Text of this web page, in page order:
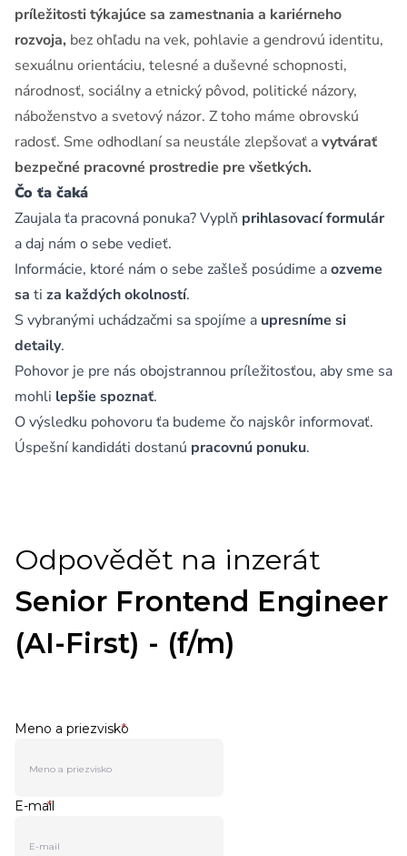
príležitosti týkajúce sa zamestnania a kariérneho
rozvoja, bez ohľadu na vek, pohlavie a gendrovú identitu,
sexuálnu orientáciu, telesné a duševné schopnosti,
národnosť, sociálny a etnický pôvod, politické názory,
náboženstvo a svetový názor. Z toho máme obrovskú
radosť. Sme odhodlaní sa neustále zlepšovať avytvárať
bezpečné pracovné prostredie pre všetkých.
Čo ťa čaká
Zaujala ťa pracovná ponuka? Vyplň prihlasovací formulár
a daj nám o sebe vedieť.
Informácie, ktoré nám o sebe zašleš posúdime aozveme
sa ti za každých okolností.
S vybranými uchádzačmi sa spojíme a upresníme si
detaily.
Pohovor je pre nás obojstrannou príležitosťou, aby sme sa
mohli lepšie spoznať.
O výsledku pohovoru ťa budeme čo najskôr informovať.
Úspešní kandidáti dostanú pracovnú ponuku.